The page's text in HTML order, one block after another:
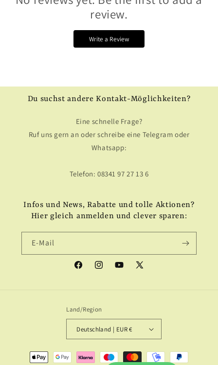
review.
Write a Review
Du suchst andere Kontakt-Möglichkeiten?
Eine schnelle Frage?
Ruf uns gern an oder schreibe eine Telegram oder
Whatsapp:
Telefon: 08341 97 27 13 6
Infos und News, Rabatte und tolle Aktionen?
Hier gleich anmelden und clever sparen:
E-Mail
FacebookInstagramYouTube
X
Land/Region
Deutschland | EUR €
Zahlungsmethoden